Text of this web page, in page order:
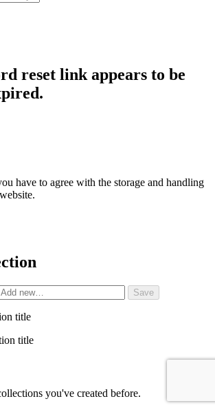
reset link appears to be
have to agree with the storage and handling
title
title
you've created before.